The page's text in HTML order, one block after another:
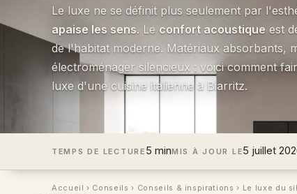
Le luxe ne se définit plus seulement par
apaise les sens. Le confort acoustique est
de l'habitat moderne. Matériaux absorbants,
électroménager silencieux : voici comment
luxe d'une cuisine italienne à Biarritz.
TEMPS DE LECTURE 5 minMIS À JOUR LE5 juillet
Accueil › Conseils › Conseils & inspirations › Le luxe du